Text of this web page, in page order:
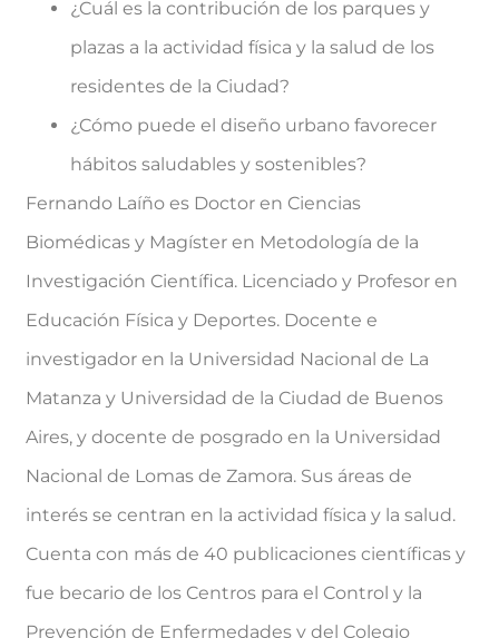
¿Cuál es la contribución de los parques y
plazas a la actividad física y la salud de los
residentes de la Ciudad?
¿Cómo puede el diseño urbano favorecer
hábitos saludables y sostenibles?
Fernando Laíño es Doctor en Ciencias
Biomédicas y Magíster en Metodología de la
Investigación Científica. Licenciado y Profesor en
Educación Física y Deportes. Docente e
investigador en la Universidad Nacional de La
Matanza y Universidad de la Ciudad de Buenos
Aires, y docente de posgrado en la Universidad
Nacional de Lomas de Zamora. Sus áreas de
interés se centran en la actividad física y la salud.
Cuenta con más de 40 publicaciones científicas y
fue becario de los Centros para el Control y la
Prevención de Enfermedades y del Colegio